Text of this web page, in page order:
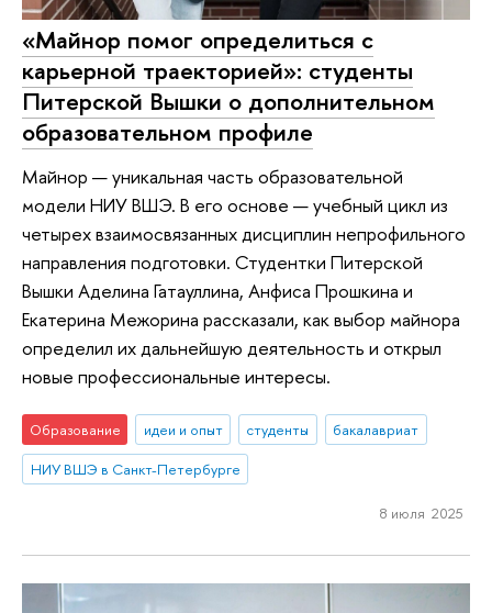
«Майнор помог определиться с
карьерной траекторией»: студенты
Питерской Вышки о дополнительном
образовательном профиле
Майнор — уникальная часть образовательной
модели НИУ ВШЭ. В его основе — учебный цикл из
четырех взаимосвязанных дисциплин непрофильного
направления подготовки. Студентки Питерской
Вышки Аделина Гатауллина, Анфиса Прошкина и
Екатерина Межорина рассказали, как выбор майнора
определил их дальнейшую деятельность и открыл
новые профессиональные интересы.
Образование идеи и опыт студенты
бакалавриат
НИУ ВШЭ в Санкт-Петербурге
8 июля 2025